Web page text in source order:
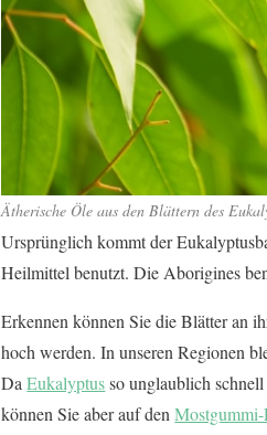
Ätherische Öle aus den Blättern des
Ursprünglich kommt der
Heilmittel benutzt. Die Aborigines
Erkennen können Sie die Blätter an
hoch werden. In unseren Regionen
DaEukalyptusso unglaublich
können Sie aber auf den